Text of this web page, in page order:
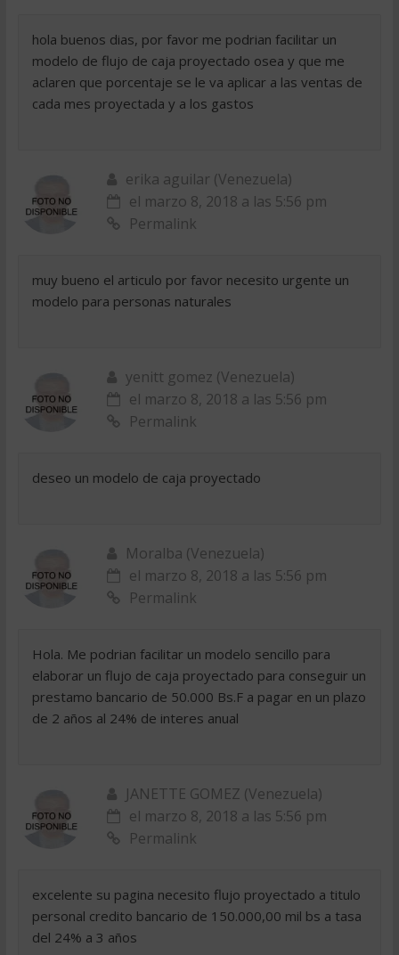
hola buenos dias, por favor me podrian facilitar un
modelo de flujo de caja proyectado osea y que me
aclaren que porcentaje se le va aplicar a las ventas de
cada mes proyectada y a los gastos
erika aguilar (Venezuela)
el marzo 8, 2018 a las 5:56 pm
Permalink
muy bueno el articulo por favor necesito urgente un
modelo para personas naturales
yenitt gomez (Venezuela)
el marzo 8, 2018 a las 5:56 pm
Permalink
deseo un modelo de caja proyectado
Moralba (Venezuela)
el marzo 8, 2018 a las 5:56 pm
Permalink
Hola. Me podrian facilitar un modelo sencillo para
elaborar un flujo de caja proyectado para conseguir un
prestamo bancario de 50.000 Bs.F a pagar en un plazo
de 2 años al 24% de interes anual
JANETTE GOMEZ (Venezuela)
el marzo 8, 2018 a las 5:56 pm
Permalink
excelente su pagina necesito flujo proyectado a titulo
personal credito bancario de 150.000,00 mil bs a tasa
del 24% a 3 años